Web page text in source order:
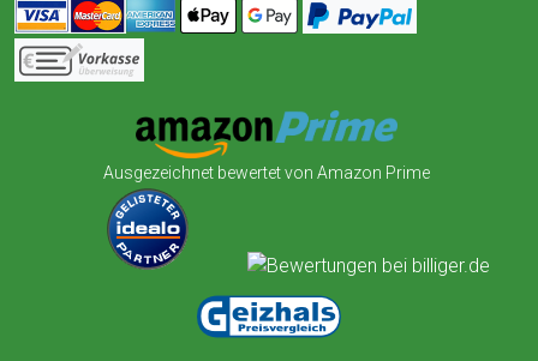
Ausgezeichnet bewertet von Amazon Prime